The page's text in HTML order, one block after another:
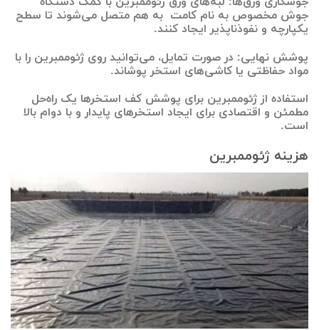
جوش مخصوص به نام کامت به هم متصل می‌شوند تا سطح
یکپارچه و نفوذناپذیر ایجاد کنند.
پوشش نهایی: در صورت تمایل، می‌توانید روی ژئوممبرین را با
مواد حفاظتی یا کاشی‌های استخر پوشاند.
استفاده از ژئوممبرین برای پوشش کف استخرها یک راه‌حل
مطمئن و اقتصادی برای ایجاد استخرهای پایدار و با دوام بالا
است.
هزینه ژئوممبرین